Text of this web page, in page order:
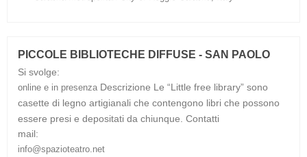
PICCOLE BIBLIOTECHE DIFFUSE - SAN PAOLO
Si svolge:
online e in presenza Descrizione Le “Little free library” sono
casette di legno artigianali che contengono libri che possono
essere presi e depositati da chiunque. Contatti
mail:
info@spazioteatro.net